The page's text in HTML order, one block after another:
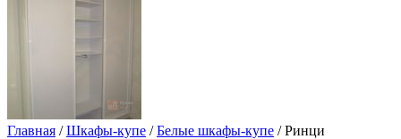
Главная /Шкафы-купе /Белые шкафы-купе / Ринци